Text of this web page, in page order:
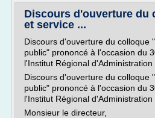
Discours d'ouverture du
et service ...
Discours d'ouverture du colloque
public" prononcé à l'occasion du
l'Institut Régional d'Administration
Discours d'ouverture du colloque
public" prononcé à l'occasion du
l'Institut Régional
Monsieur le directeur,